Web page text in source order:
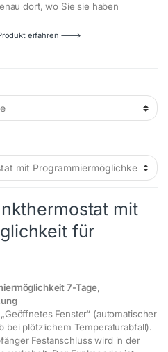
dort, wo Sie sie haben
Produkt erfahren 🡒
mit
für
7-Tage,
Fenster“ (automatischer
bei plötzlichem Temperaturabfall).
Festanschluss wird in der